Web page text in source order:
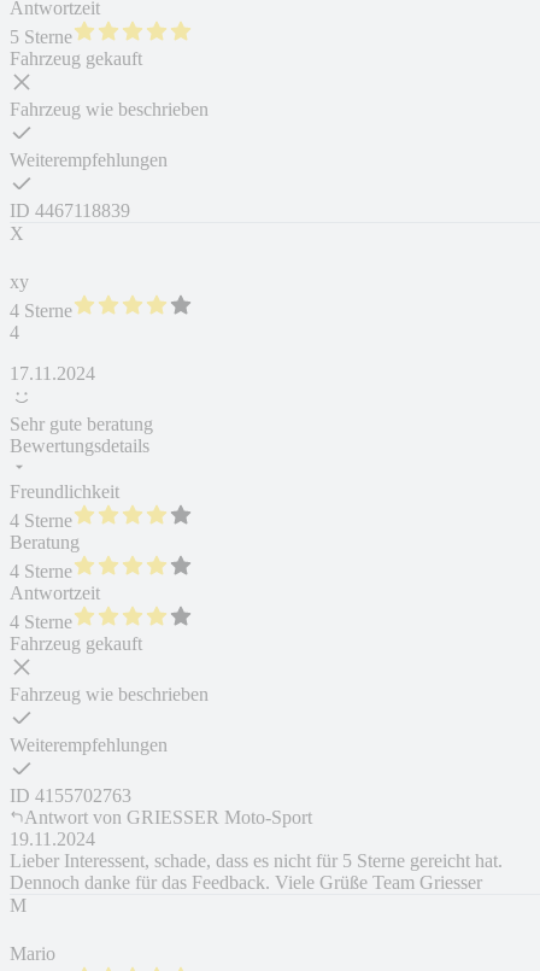
Antwortzeit
5 Sterne
Fahrzeug gekauft
Fahrzeug wie beschrieben
Weiterempfehlungen
ID 4467118839
X
xy
4 Sterne
4
17.11.2024
Sehr gute beratung
Bewertungsdetails
Freundlichkeit
4 Sterne
Beratung
4 Sterne
Antwortzeit
4 Sterne
Fahrzeug gekauft
Fahrzeug wie beschrieben
Weiterempfehlungen
ID 4155702763
Antwort von GRIESSER Moto-Sport
19.11.2024
Lieber Interessent, schade, dass es nicht für 5 Sterne gereicht hat.
Dennoch danke für das Feedback. Viele Grüße Team Griesser
M
Mario